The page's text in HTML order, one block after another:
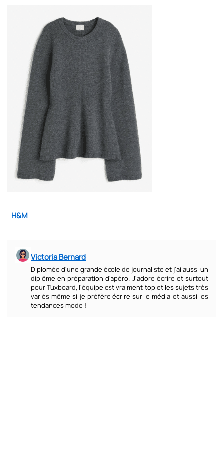
H&M
Victoria Bernard
Diplomée d'une grande école de journaliste et j'ai aussi un
diplôme en préparation d'apéro. J'adore écrire et surtout
pour Tuxboard, l'équipe est vraiment top et les sujets très
variés même si je préfère écrire sur le média et aussi les
tendances mode !